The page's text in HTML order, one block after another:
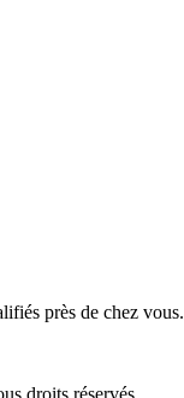
près de chez vous.
droits réservés.